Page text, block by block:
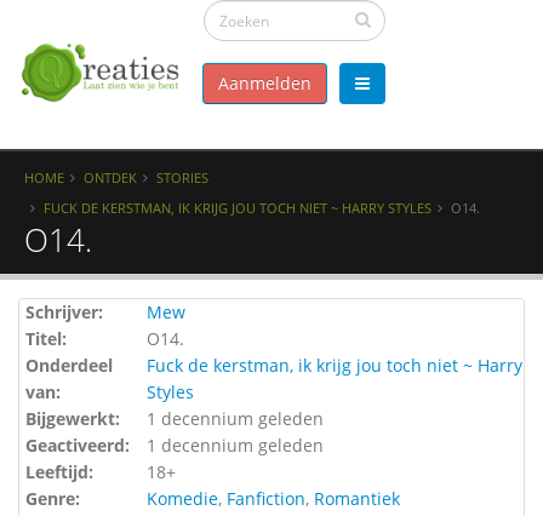
Aanmelden
HOME ONTDEK
STORIES
FUCK DE KERSTMAN, IK KRIJG JOU TOCH NIET ~ HARRY STYLES
O14.
O14.
Schrijver:
Mew
Titel:
O14.
Onderdeel
van:
Fuck de kerstman, ik krijg jou toch niet ~ Harry
Styles
Bijgewerkt:
1 decennium geleden
Geactiveerd:
1 decennium geleden
Leeftijd:
18+
Genre:
Komedie, Fanfiction, Romantiek